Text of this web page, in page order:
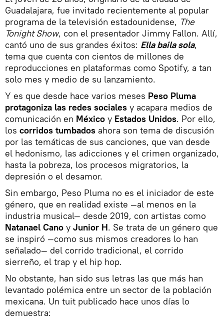
Guadalajara, fue invitado recientemente al popular
programa de la televisión estadounidense, The
Tonight Show, con el presentador Jimmy Fallon. Allí,
cantó uno de sus grandes éxitos: Ella baila sola,
tema que cuenta con cientos de millones de
reproducciones en plataformas como Spotify, a tan
solo mes y medio de su lanzamiento.
Y es que desde hace varios meses Peso Pluma
protagoniza las redes sociales y acapara medios de
comunicación en México y Estados Unidos. Por ello,
los corridos tumbados ahora son tema de discusión
por las temáticas de sus canciones, que van desde
el hedonismo, las adicciones y el crimen organizado,
hasta la pobreza, los procesos migratorios, la
depresión o el desamor.
Sin embargo, Peso Pluma no es el iniciador de este
género, que en realidad existe —al menos en la
industria musical— desde 2019, con artistas como
Natanael Cano y Junior H. Se trata de un género que
se inspiró —como sus mismos creadores lo han
señalado— del corrido tradicional, el corrido
sierreño, el trap y el hip hop.
No obstante, han sido sus letras las que más han
levantado polémica entre un sector de la población
mexicana. Un tuit publicado hace unos días lo
demuestra: